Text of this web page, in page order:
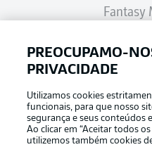
Fantasy
Escolha seu idioma
Português
PREOCUPAMO-
PRIVACIDADE
Utilizamos cookies
funcionais, para que nosso
segurança e seus conteúdos
Ao clicar em “Aceitar todos
utilizemos também cookies